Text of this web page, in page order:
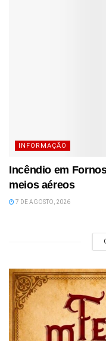
INFORMAÇÃO
Incêndio em
meios aéreos
7 DE AGOSTO, 2026